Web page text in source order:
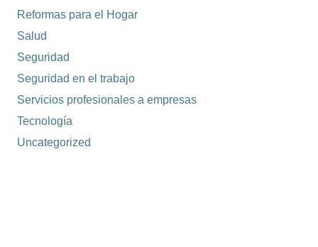
Reformas para el Hogar
Salud
Seguridad
Seguridad en el trabajo
Servicios profesionales a empresas
Tecnología
Uncategorized